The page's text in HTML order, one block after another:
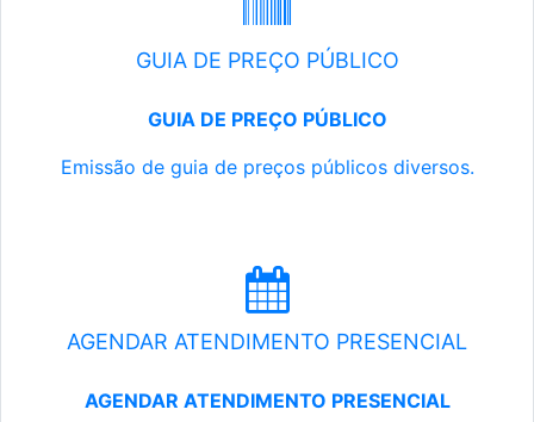
GUIA DE PREÇO PÚBLICO
GUIA DE PREÇO PÚBLICO
Emissão de guia de preços públicos diversos.
AGENDAR ATENDIMENTO PRESENCIAL
AGENDAR ATENDIMENTO PRESENCIAL